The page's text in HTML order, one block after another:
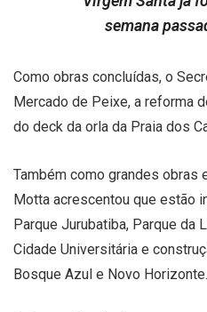
semana
Como obras concluídas, o
Mercado de Peixe, a reforma
do deck da orla da Praia dos
Também como grandes obras
Motta acrescentou que estão
Parque Jurubatiba, Parque da
Cidade Universitária e
Bosque Azul e Novo Horizonte.